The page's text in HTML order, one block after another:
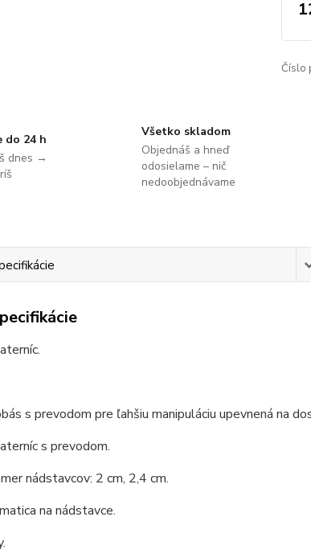
Číslo
do 24 h
dnes →
Všetko skladom
Objednáš a hneď
odosielame – nič
nedoobjednávame
s prevodom pre ľahšiu manipuláciu upevnená na
s prevodom.
nádstavcov: 2 cm, 2,4 cm.
na nádstavce.